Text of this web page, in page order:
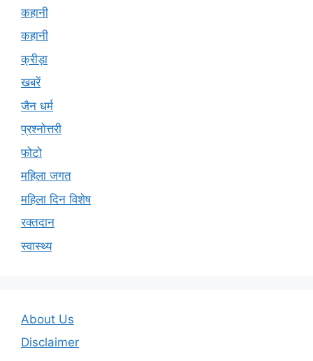
कहानी
कहानी
क्रीड़ा
खबरें
जैन धर्म
प्रश्नोत्तरी
फोटो
महिला जगत
महिला दिन विशेष
रक्तदान
स्वास्थ्य
About Us
Disclaimer